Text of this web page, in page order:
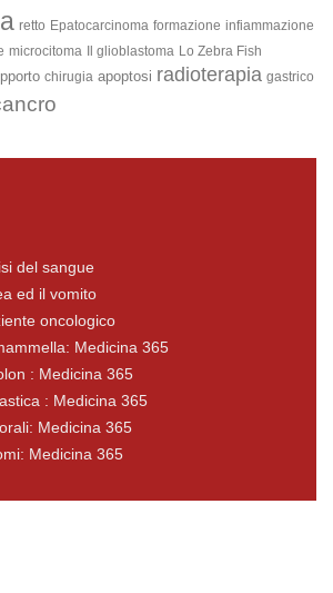
retto Epatocarcinoma formazione infiammazione
microcitoma Il glioblastoma Lo Zebra Fish
chirugia apoptosi radioterapia gastrico
del sangue
ed il vomito
oncologico
Medicina 365
: Medicina 365
: Medicina 365
Medicina 365
Medicina 365